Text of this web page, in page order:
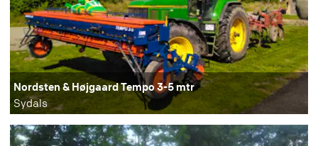
Nordsten & Højgaard Tempo 3-5 mtr
Sydals